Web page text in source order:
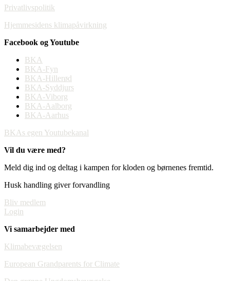
Privatlivspolitik
Hjemmesidens klimapåvirkning
Facebook og Youtube
BKA
BKA-Fyn
BKA-Hillerød
BKA-Syddjurs
BKA-Viborg
BKA-Aalborg
BKA-Aarhus
BKAs egen Youtubekanal
Vil du være med?
Meld dig ind og deltag i kampen for kloden og børnenes fremtid.
Husk handling giver forvandling
Bliv medlem
Login
Vi samarbejder med
Klimabevægelsen
European Grandparents for Climate